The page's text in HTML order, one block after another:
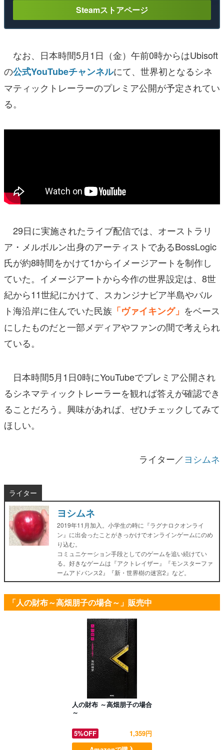
Steamストアページ
なお、日本時間5月1日（金）午前0時からはUbisoft
の公式YouTubeチャンネルにて、世界初となるシネ
マティックトレーラーのプレミア公開が予定されてい
る。
29日に実施されたライブ配信では、オーストラリ
ア・メルボルン出身のアーティストであるBossLogic
氏が約8時間をかけて1からイメージアートを制作し
ていた。イメージアートから今作の世界設定は、8世
紀から11世紀にかけて、スカンジナビア半島やバル
ト海沿岸に住んでいた民族 「ヴァイキング」 をベース
にしたものだと一部メディアやファンの間で考えられ
ている。
日本時間5月1日0時にYouTubeでプレミア公開され
るシネマティックトレーラーを観れば答えが確認でき
ることだろう。興味があれば、ぜひチェックしてみて
ほしい。
ライター／ヨシムネ
ライター
ヨシムネ
2019年11月加入。小学生の時に『ラグナロクオンライ
ン』に出会ったことがきっかけでオンラインゲームにのめ
り込む。
コミュニケーション手段としてのゲームを追い続けてい
る。好きなゲームは『アクトレイザー』『モンスターファ
ームアドバンス2』『新・世界樹の迷宮2』など。
「人の財布～高畑朋子の場合～」販売中
人の財布 ～高畑朋子の場合
～
5%OFF
1,359円